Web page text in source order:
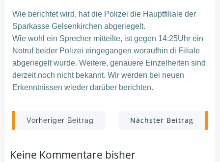
Wie berichtet wird, hat die Polizei die Hauptfiliale der
Sparkasse Gelsenkirchen abgeriegelt.
Wie wohl ein Sprecher mitteilte, ist gegen 14:25Uhr ein
Notruf beider Polizei eingegangen woraufhin di Filiale
abgeriegelt wurde. Weitere, genauere Einzelheiten sind
derzeit noch nicht bekannt. Wir werden bei neuen
Erkenntnissen wieder darüber berichten.
Post
navigation
Vorheriger Beitrag
Post
navigation
Nächster Beitrag
Keine Kommentare bisher